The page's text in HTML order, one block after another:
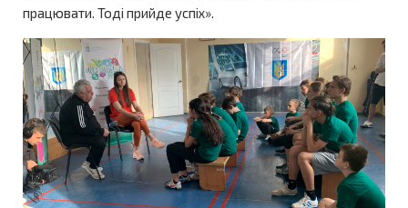
працювати. Тоді прийде успіх».